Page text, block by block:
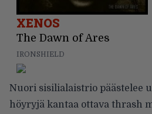
XENOS
The Dawn of Ares
IRONSHIELD
Nuori sisilialaistrio päästelee
höyryjä kantaa ottava thrash